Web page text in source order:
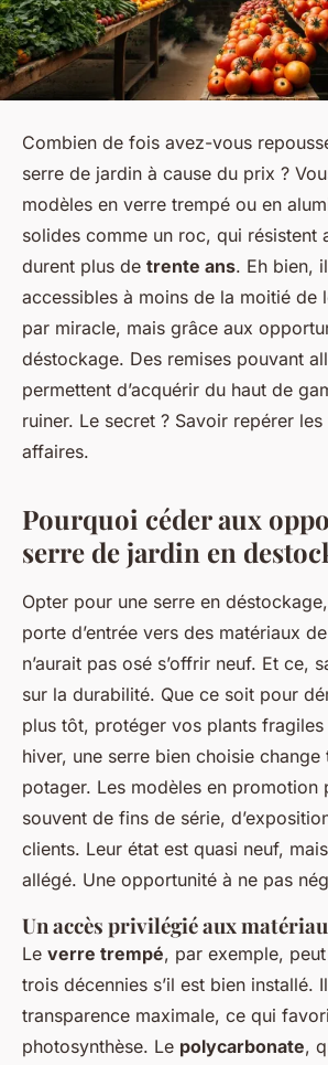
Combien de fois avez-vous
serre de jardin à cause du prix ?
modèles en verre trempé ou en
solides comme un roc, qui résistent
durent plus de trente ans. Eh bien,
accessibles à moins de la moitié de
par miracle, mais grâce aux
déstockage. Des remises pouvant
permettent d’acquérir du haut de
ruiner. Le secret ? Savoir repérer
affaires.
Pourquoi céder aux
serre de jardin en
Opter pour une serre en
porte d’entrée vers des matériaux
n’aurait pas osé s’offrir neuf. Et ce,
sur la durabilité. Que ce soit pour
plus tôt, protéger vos plants
hiver, une serre bien choisie change
potager. Les modèles en promotion
souvent de fins de série,
clients. Leur état est quasi neuf,
allégé. Une opportunité à ne pas
Un accès privilégié aux
Le verre trempé, par exemple,
trois décennies s’il est bien installé.
transparence maximale, ce qui
photosynthèse. Le polycarbonate,